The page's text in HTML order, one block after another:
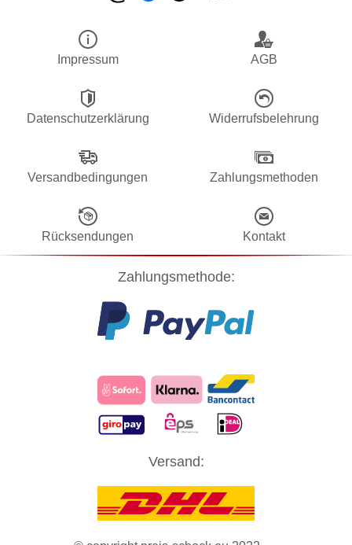
zu Ihren Rechten als Benutzer finden Sie in unserer
Cookies zu akzeptieren und direkt unsere Website besuchen zu
ZUSTIMMUNG
Impressum AGB
Datenschutzerklärung Widerrufsbelehrung
Versandbedingungen Zahlungsmethoden
Rücksendungen Kontakt
Zahlungsmethode:
Versand: